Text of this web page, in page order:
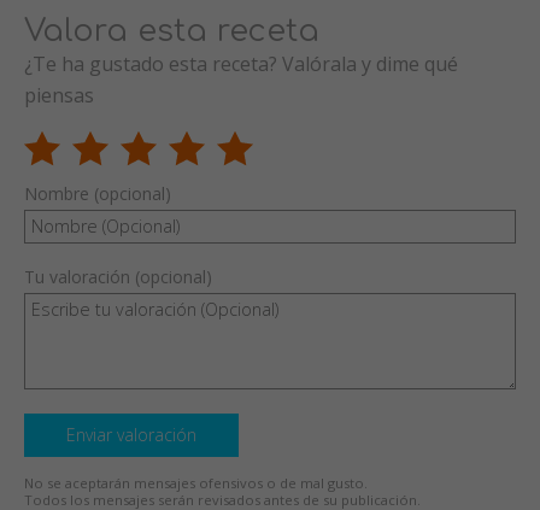
Valora esta receta
¿Te ha gustado esta receta? Valórala y dime qué
piensas
Nombre (opcional)
Tu valoración (opcional)
Enviar valoración
No se aceptarán mensajes ofensivos o de mal gusto.
Todos los mensajes serán revisados antes de su publicación.